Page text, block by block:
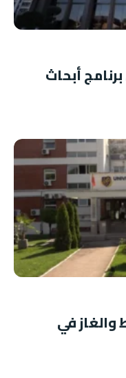
أبحاث
في